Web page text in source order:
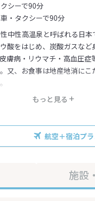
シーで90分
・タクシーで90分
もっと見る
中性高温泉と呼ばれる日
酸をはじめ、炭酸ガスな
膚病・リウマチ・高血圧
又、お食事は地産地消にこ
航空＋宿泊プ
施設